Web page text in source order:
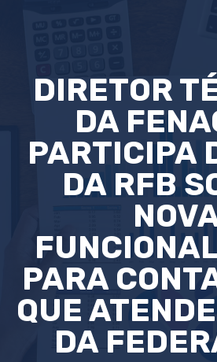
DIRETOR
DA
PARTICIPA
DA RFB
PARA
QUE
DA